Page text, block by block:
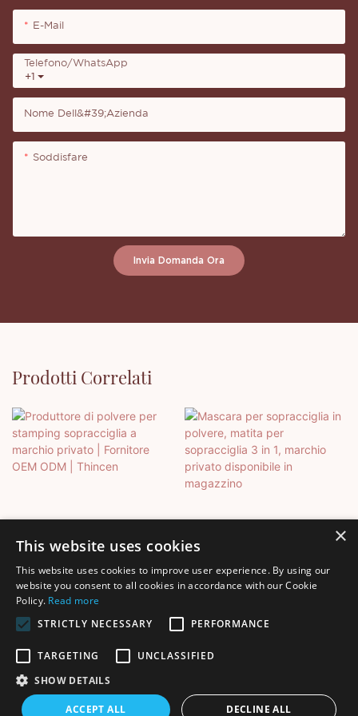
E-Mail
+1
Telefono/WhatsApp
Nome Dell&#39;azienda
Soddisfare
Invia Domanda Ora
Prodotti Correlati
Produttore Di Polvere Per
Stamping Sopracciglia A
Marchio Privato | Fornitore
Mascara Per Sopracciglia In
Sopracciglia 3 In 1, Marchio
Magazzino
Copyright © 2026 Shenzhen Thincen Technology Co., Ltd. -
www.thincen.com | Mappa del sito
×
This website uses cookies
This website uses cookies to improve user experience. By using our
website you consent to all cookies in accordance with our Cookie
Policy. Read more
STRICTLY NECESSARY
PERFORMANCE
TARGETING
UNCLASSIFIED
SHOW DETAILS
ACCEPT ALL DECLINE ALL